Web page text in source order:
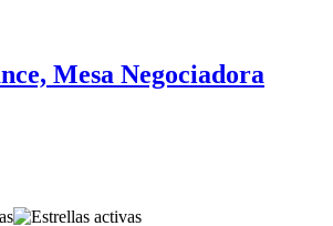
Mesa Negociadora